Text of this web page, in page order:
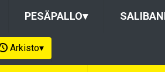
PESÄPALLO▾
Arkisto▾